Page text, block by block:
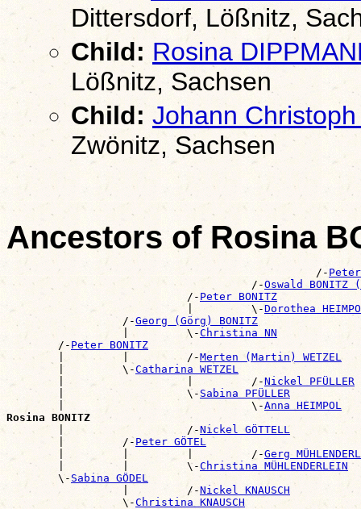
Dittersdorf, Lößnitz,
Child: Rosina
Lößnitz, Sachsen
Child: Johann
Zwönitz, Sachsen
Ancestors of Rosina
                                                /-
Peter
                                      /-
Oswald
                            /-
Peter BONITZ
                            |         \-
Dorothea
                  /-
Georg (Görg) BONITZ
                  |         \-
Christina NN
        /-
Peter BONITZ
        |         |         /-
Merten (Martin) WETZEL
        |         \-
Catharina WETZEL
        |                   |         /-
Nickel PFÜLLER
        |                   \-
Sabina PFÜLLER
        |                             \-
Anna HEIMPOL
Rosina BONITZ
|                   /-Nickel GÖTTELL
        |         /-
Peter GÖTEL
        |         |         |         /-
Gerg
        |         |         \-
Christina MÜHLENDERLEIN
        \-
Sabina GÖDEL
                  |         /-
Nickel KNAUSCH
                  \-
Christina KNAUSCH